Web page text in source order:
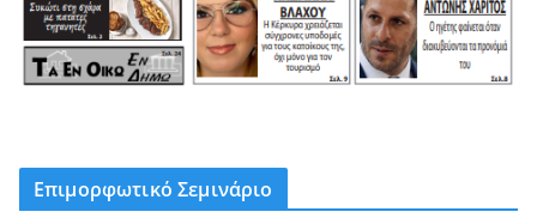
Επιμορφωτικό Σεμινάριο